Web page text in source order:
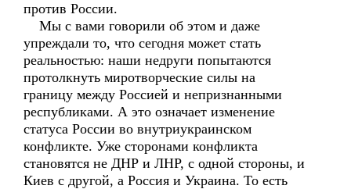
против России.
Мы с вами говорили об этом и даже
упреждали то, что сегодня может стать
реальностью: наши недруги попытаются
протолкнуть миротворческие силы на
границу между Россией и непризнанными
республиками. А это означает изменение
статуса России во внутриукраинском
конфликте. Уже сторонами конфликта
становятся не ДНР и ЛНР, с одной стороны, и
Киев с другой, а Россия и Украина. То есть